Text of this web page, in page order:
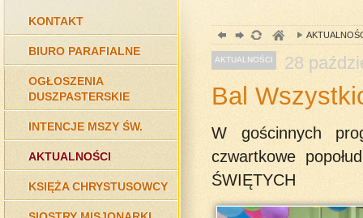
KONTAKT
BIURO PARAFIALNE
OGŁOSZENIA
DUSZPASTERSKIE
INTENCJE MSZY ŚW.
AKTUALNOŚCI
KSIĘŻA CHRYSTUSOWCY
AKTUALNOŚCI 28
Bal
W gościnnych
czwartkowe
ŚWIĘTYCH